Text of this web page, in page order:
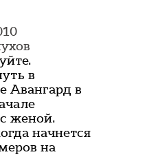
в
Авангард в
женой.
начнется
на